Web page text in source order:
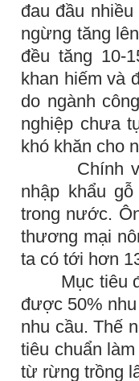
đau đầu
ngừng tăng
đều tăng 10-
khan hiếm và
do ngành
nghiệp chưa
khó khăn cho
Chính vì
nhập khẩu
trong nước.
thương mại
ta có tới hơn
Mục tiêu
được 50%
nhu cầu. Thế
tiêu chuẩn
từ rừng trồng